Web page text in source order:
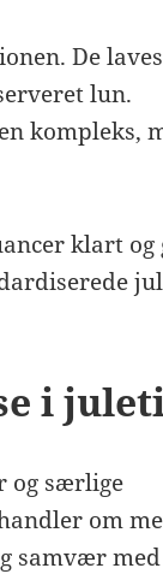
De
lun.
kompleks,
klart og
i
og særlige
om
samvær med